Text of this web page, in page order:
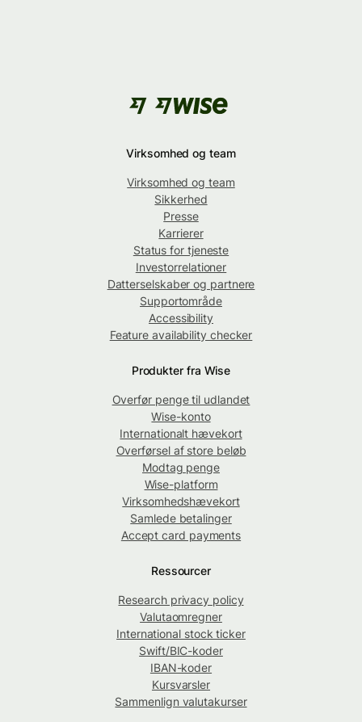
Virksomhed og team
Virksomhed og team
Sikkerhed
Presse
Karrierer
Status for tjeneste
Investorrelationer
Datterselskaber og partnere
Supportområde
Accessibility
Feature availability checker
Produkter fra Wise
Overfør penge til udlandet
Wise-konto
Internationalt hævekort
Overførsel af store beløb
Modtag penge
Wise-platform
Virksomhedshævekort
Samlede betalinger
Accept card payments
Ressourcer
Research privacy policy
Valutaomregner
International stock ticker
Swift/BIC-koder
IBAN-koder
Kursvarsler
Sammenlign valutakurser